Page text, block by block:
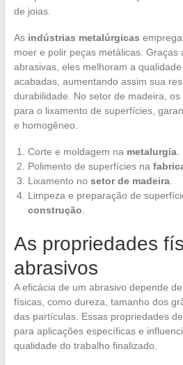
de joias.
As indústrias metalúrgicas
moer e polir peças metálicas. Graças
abrasivas, eles melhoram a
acabadas, aumentando assim sua
durabilidade. No setor de madeira,
para o lixamento de superfícies,
e homogêneo.
Corte e moldagem na metalurgia.
Polimento de superfícies na
Lixamento no setor de madeira.
Limpeza e preparação de
construção
As propriedades
abrasivos
A eficácia de um abrasivo depende
físicas, como dureza, tamanho dos
das partículas. Essas propriedades
para aplicações específicas e
qualidade do trabalho finalizado.